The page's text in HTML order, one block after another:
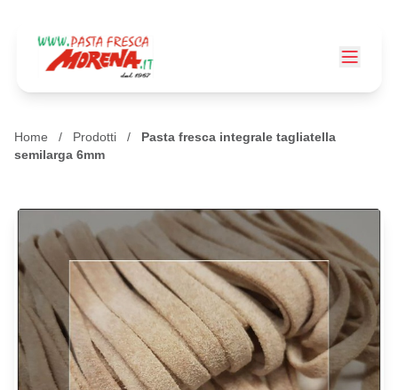
Home / Prodotti /
Pasta fresca integrale tagliatella
semilarga 6mm